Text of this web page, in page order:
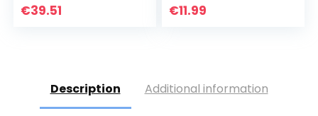
€39.51
brandstofkraan,
€11.99
Description Additional information